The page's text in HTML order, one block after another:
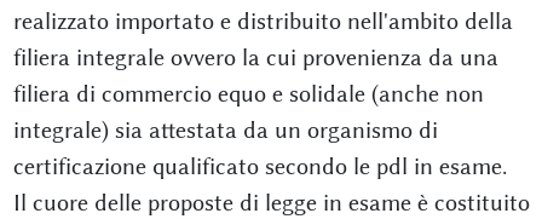
realizzato importato e distribuito nell'ambito della
filiera integrale ovvero la cui provenienza da una
filiera di commercio equo e solidale (anche non
integrale) sia attestata da un organismo di
certificazione qualificato secondo le pdl in esame.
Il cuore delle proposte di legge in esame è costituito